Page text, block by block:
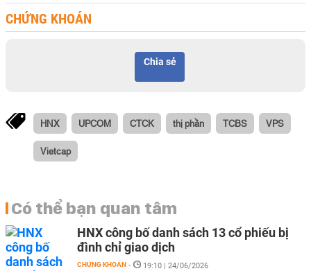
CHỨNG KHOÁN
Chia sẻ
HNX UPCOM CTCK thị phần TCBS VPS
Vietcap
Có thể bạn quan tâm
HNX công bố danh sách 13 cổ phiếu bị
đình chỉ giao dịch
CHỨNG KHOÁN - 19:10 | 24/06/2026